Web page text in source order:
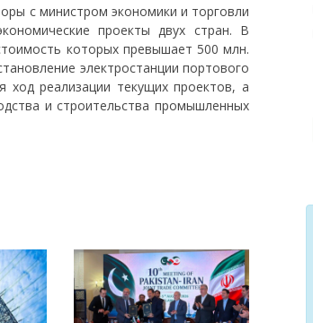
с министром экономики и торговли
проекты двух стран. В
которых превышает 500 млн.
электростанции портового
ход реализации текущих проектов, а
и строительства промышленных